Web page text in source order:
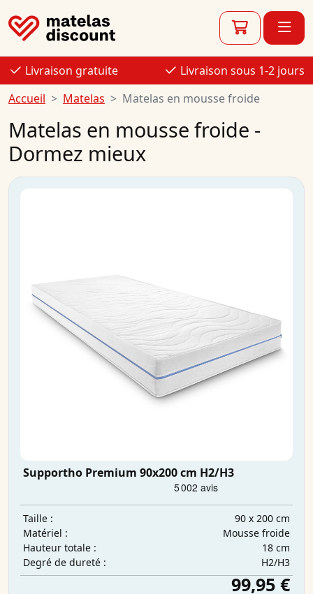
Livraison gratuite
Livraison sous 1-2 jours
Accueil
Matelas Matelas en mousse froide
Matelas en mousse froide -
Dormez mieux
Supportho Premium 90x200 cm H2/H3
Taille :
90 x 200 cm
Matériel :
Mousse froide
Hauteur totale :
18 cm
Degré de dureté :
H2/H3
99,95 €